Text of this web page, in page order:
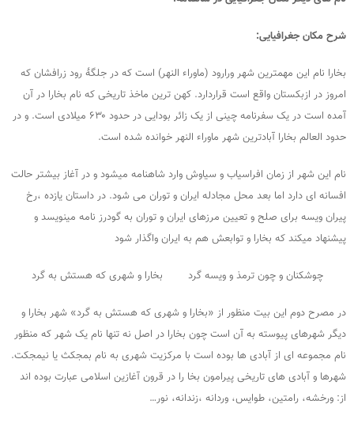
شرح مکان جغرافیایی:
بخارا نام این مهمترین شهر ورارود (ماوراء النهر) است که در جلگۀ رود زرافشان که
امروز در ازبکستان واقع است قراردارد. کهن ترین ماخذ تاریخی که نام بخارا در آن
آمده است در یک سفرنامه چینی از یک زائر بودایی در حدود ۶۳۰ میلادی است. و در
حدود العالم بخارا آبادترین شهر ماوراء النهر خوانده شده است.
نام این شهر از زمان افراسیاب و سیاوش وارد شاهنامه میشود و در آغاز بیشتر حالت
افسانه ای دارد اما بعد محل مجادله ایران و توران می شود. در داستان یازده ،رخ
پیران ویسه برای صلح و تعیین مرزهای ایران و توران به گودرز نامه مینویسد و
پیشنهاد میکند که بخارا و توابعش هم به ایران واگذار شود
چوشکنان و چون ترمذ و ویسه گرد بخارا و شهری که هستش به گرد
در مصرح دوم این بیت منظور از «بخارا و شهری که هستش به گرد» شهر بخارا و
دیگر شهرهای پیوسته به آن است چون بخارا در اصل نه تنها نام یک شهر که منظور
نام مجموعه ای از آبادی ها بوده است با مرکزیت شهری به نام بمجکث یا نیمجکت.
شهرها و آبادی های تاریخی پیرامون بخا را در قرون آغازین اسلامی عبارت بوده اند
از: ورخشه، رامتین، طوایس، وردانه ،زندانه، نور…